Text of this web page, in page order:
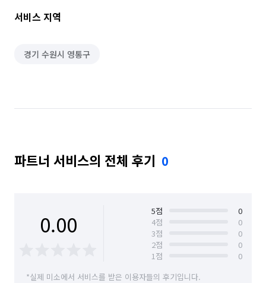
서비스 지역
경기 수원시 영통구
파트너 서비스의 전체 후기 0
0.00 5점
0
4점
0
3점
0
2점
0
1점
0
*실제 미소에서 서비스를 받은 이용자들의 후기입니다.